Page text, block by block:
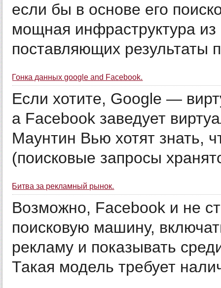
если бы в основе его
мощная инфраструктура
поставляющих результаты
Гонка данных google and Facebook.
Если хотите, Google —
a Facebook заведует
Маунтин Вью хотят знать,
(поисковые запросы
Битва за рекламный рынок.
Возможно, Facebook и не
поисковую машину,
рекламу и показывать
Такая модель требует